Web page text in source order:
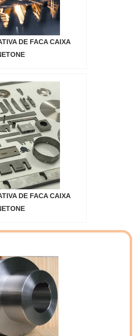
cortar eva com ótima
empresa conta com
qualificados para o
a diferença no mercado
qualidade, o que garante
de ponta a ponta....
DE FACA CAIXA
DE FACA CAIXA